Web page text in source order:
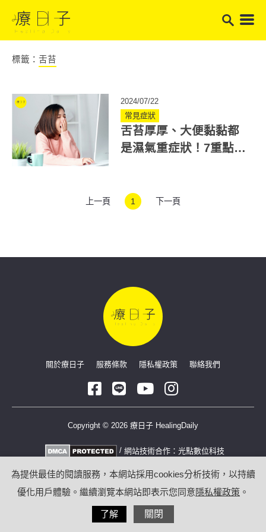
標籤： 舌苔
2024/07/22
常見症狀
舌苔厚厚、大便黏黏都
是濕氣重症狀！7重點自
上一頁 1 下一頁
關於療日子 服務條款 隱私權政策 聯絡我們
Copyright © 2026 療日子 HealingDaily
/ 網站技術合作： 光點數位科技
為提供最佳的閱讀服務，本網站採用cookies分析技術，以持續
優化用戶體驗。繼續瀏覽本網站即表示您同意隱私權政策 。
了解 關閉